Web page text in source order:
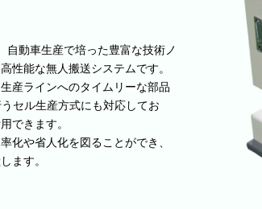
動車生産で培った豊富な技術ノ
性能な無人搬送システムです。
産ラインへのタイムリーな部品
セル生産方式にも対応してお
できます。
化や省人化を図ることができ、
ます。